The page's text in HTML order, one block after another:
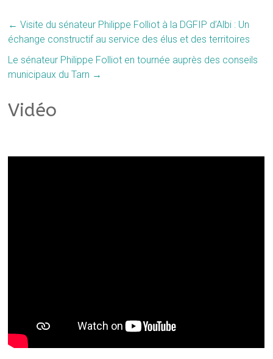
← Visite du sénateur Philippe Folliot à la DGFIP d’Albi : Un
échange constructif au service des élus et des territoires
Le sénateur Philippe Folliot en tournée auprès des conseils
municipaux du Tarn →
Vidéo